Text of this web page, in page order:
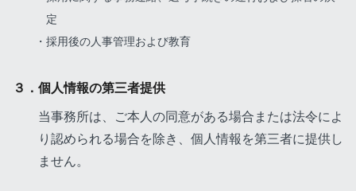
定
採用後の人事管理および教育
３．個人情報の第三者提供
当事務所は、ご本人の同意がある場合または法令によ
り認められる場合を除き、個人情報を第三者に提供し
ません。